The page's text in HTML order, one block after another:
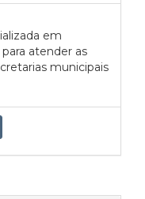
em
atender as
municipais